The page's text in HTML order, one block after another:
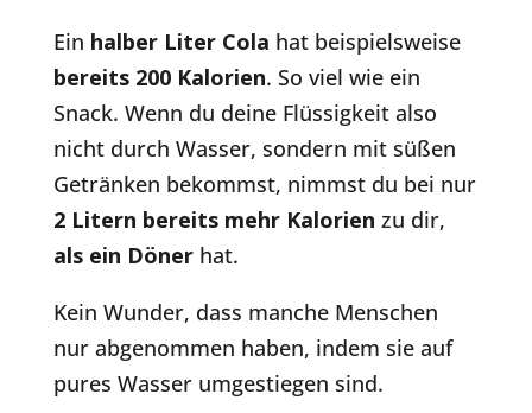
Ein halber Liter Cola hat beispielsweise
bereits 200 Kalorien. So viel wie ein
Snack. Wenn du deine Flüssigkeit also
nicht durch Wasser, sondern mit süßen
Getränken bekommst, nimmst du bei nur
2 Litern bereits mehr Kalorien zu dir,
als ein Dönerhat.
Kein Wunder, dass manche Menschen
nur abgenommen haben, indem sie auf
pures Wasser umgestiegen sind.